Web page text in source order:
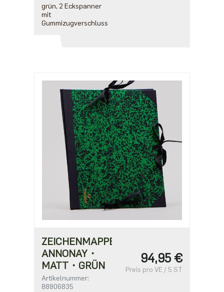
grün, 2 Eckspanner
mit
Gummizugverschluss
ZEICHENMAPPE
ANNONAY・
MATT・GRÜN
Artikelnummer:
88806835
94,95 €
Preis pro VE / 5 ST